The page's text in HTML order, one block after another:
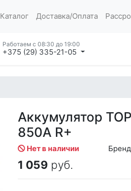
Каталог Доставка/Оплата
Работаем с 08:30 до 19:00
+375 (29) 335-21-05
Аккумулятор
850A R+
Нет в наличии
1 059 руб.